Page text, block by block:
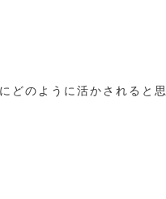
どのように活かされると思